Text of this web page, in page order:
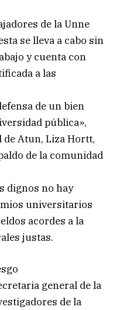
de la Unne
se lleva a cabo sin
y cuenta con
a las
de un bien
pública»,
de Atun, Liza Hortt,
de la comunidad
dignos no hay
universitarios
acordes a la
justas.
general de la
de la